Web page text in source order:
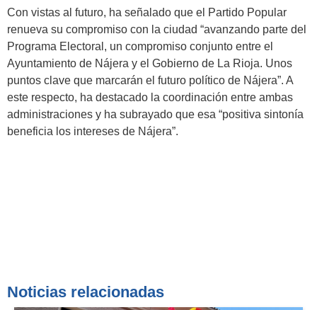
Con vistas al futuro, ha señalado que el Partido Popular
renueva su compromiso con la ciudad “avanzando parte del
Programa Electoral, un compromiso conjunto entre el
Ayuntamiento de Nájera y el Gobierno de La Rioja. Unos
puntos clave que marcarán el futuro político de Nájera”. A
este respecto, ha destacado la coordinación entre ambas
administraciones y ha subrayado que esa “positiva sintonía
beneficia los intereses de Nájera”.
Noticias relacionadas